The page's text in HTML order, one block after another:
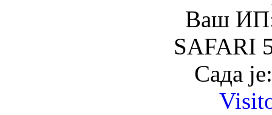
Ваш ИП:
SAFARI
Сада